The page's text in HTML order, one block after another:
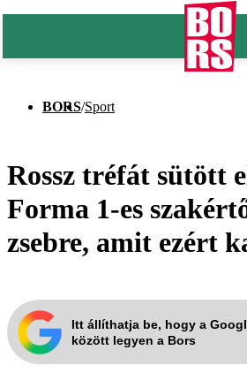
BORS/Sport
Rossz tréfát sütött
Forma 1-es
zsebre, amit ezért
Itt állíthatja be, hogy a
között legyen a Bors